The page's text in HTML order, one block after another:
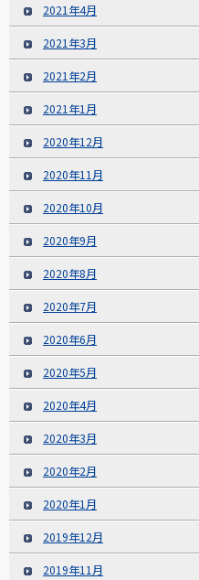
2021年4月
2021年3月
2021年2月
2021年1月
2020年12月
2020年11月
2020年10月
2020年9月
2020年8月
2020年7月
2020年6月
2020年5月
2020年4月
2020年3月
2020年2月
2020年1月
2019年12月
2019年11月